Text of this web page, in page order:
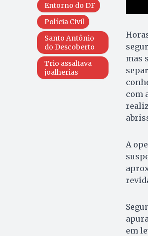
Entorno do DF
Polícia Civil
Santo Antônio
do Descoberto
Trio assaltava
joalherias
mas
com
A
em